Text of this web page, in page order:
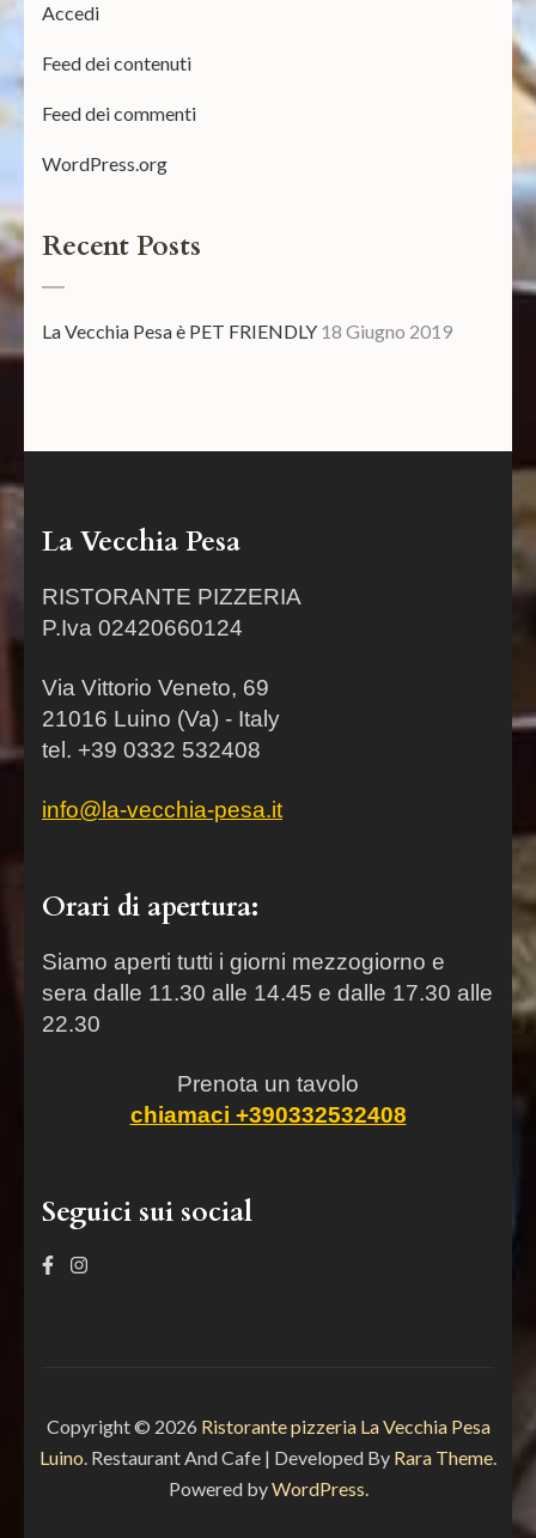
Accedi
Feed dei contenuti
Feed dei commenti
WordPress.org
Recent Posts
La Vecchia Pesa è PET FRIENDLY 18 Giugno 2019
La Vecchia Pesa
RISTORANTE PIZZERIA
P.Iva 02420660124
Via Vittorio Veneto, 69
21016 Luino (Va) - Italy
tel. +39 0332 532408
info@la-vecchia-pesa.it
Orari di apertura:
Siamo aperti tutti i giorni mezzogiorno e
sera dalle 11.30 alle 14.45 e dalle 17.30 alle
22.30
Prenota un tavolo
chiamaci +390332532408
Seguici sui social
Copyright © 2026 Ristorante pizzeria La Vecchia Pesa
Luino. Restaurant And Cafe | Developed By Rara Theme.
Powered byWordPress.